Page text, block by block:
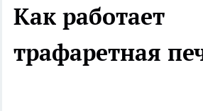
Как работает
трафаретная